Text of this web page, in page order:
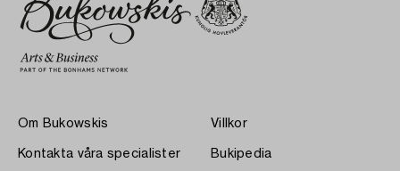
Om Bukowskis
Kontakta våra specialister
Villkor
Bukipedia